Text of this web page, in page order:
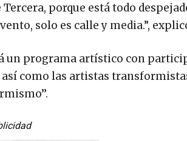
porque está todo
solo es calle y media.”,
un programa artístico con
como las artistas